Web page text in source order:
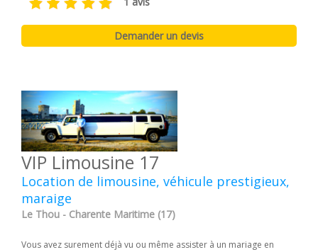
VIP Limousine 17
Location de limousine, véhicule prestigieux,
maraige
Le Thou - Charente Maritime (17)
Vous avez surement déjà vu ou même assister à un mariage en